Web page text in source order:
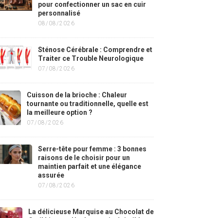
pour confectionner un sac en cuir
personnalisé
08/08/2026
Sténose Cérébrale : Comprendre et
Traiter ce Trouble Neurologique
07/08/2026
Cuisson de la brioche : Chaleur
tournante ou traditionnelle, quelle est
la meilleure option ?
07/08/2026
Serre-tête pour femme : 3 bonnes
raisons de le choisir pour un
maintien parfait et une élégance
assurée
07/08/2026
La délicieuse Marquise au Chocolat de